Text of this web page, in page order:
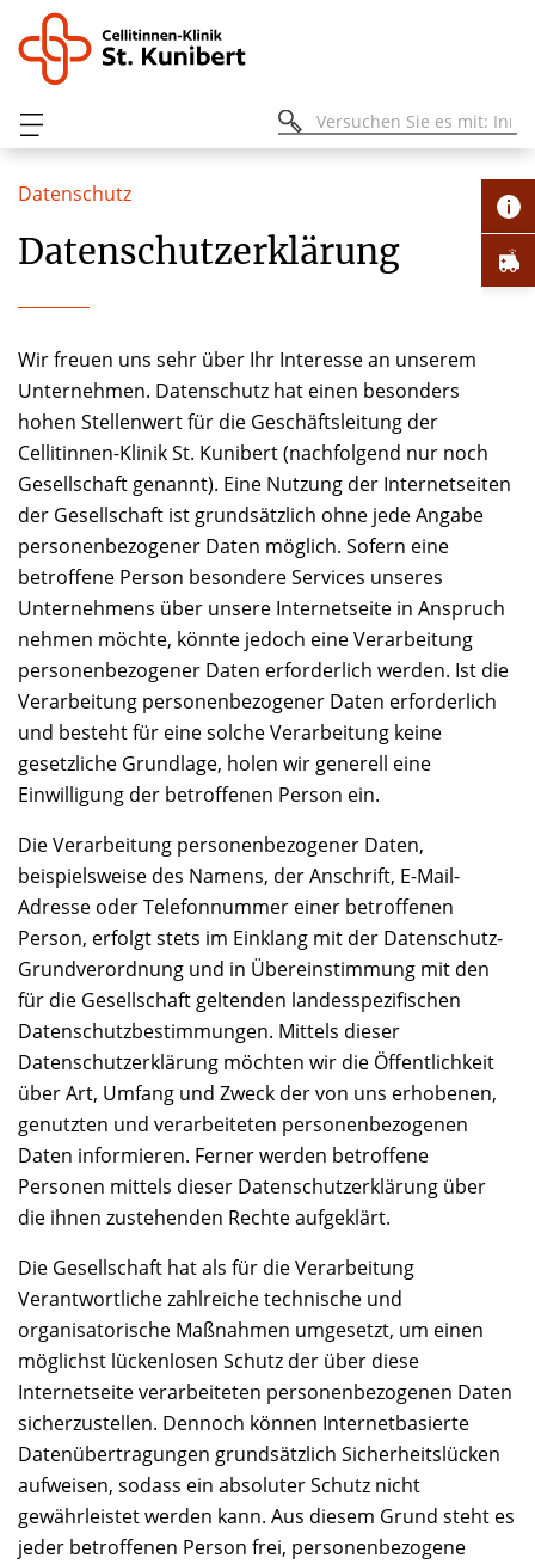
Datenschutz
Datenschutzerklärung
Wir freuen uns sehr über Ihr Interesse an unserem
Unternehmen. Datenschutz hat einen besonders
hohen Stellenwert für die Geschäftsleitung der
Cellitinnen-Klinik St. Kunibert (nachfolgend nur noch
Gesellschaft genannt). Eine Nutzung der Internetseiten
der Gesellschaft ist grundsätzlich ohne jede Angabe
personenbezogener Daten möglich. Sofern eine
betroffene Person besondere Services unseres
Unternehmens über unsere Internetseite in Anspruch
nehmen möchte, könnte jedoch eine Verarbeitung
personenbezogener Daten erforderlich werden. Ist die
Verarbeitung personenbezogener Daten erforderlich
und besteht für eine solche Verarbeitung keine
gesetzliche Grundlage, holen wir generell eine
Einwilligung der betroffenen Person ein.
Die Verarbeitung personenbezogener Daten,
beispielsweise des Namens, der Anschrift, E-Mail-
Adresse oder Telefonnummer einer betroffenen
Person, erfolgt stets im Einklang mit der Datenschutz-
Grundverordnung und in Übereinstimmung mit den
für die Gesellschaft geltenden landesspezifischen
Datenschutzbestimmungen. Mittels dieser
Datenschutzerklärung möchten wir die Öffentlichkeit
über Art, Umfang und Zweck der von uns erhobenen,
genutzten und verarbeiteten personenbezogenen
Daten informieren. Ferner werden betroffene
Personen mittels dieser Datenschutzerklärung über
die ihnen zustehenden Rechte aufgeklärt.
Die Gesellschaft hat als für die Verarbeitung
Verantwortliche zahlreiche technische und
organisatorische Maßnahmen umgesetzt, um einen
möglichst lückenlosen Schutz der über diese
Internetseite verarbeiteten personenbezogenen Daten
sicherzustellen. Dennoch können Internetbasierte
Datenübertragungen grundsätzlich Sicherheitslücken
aufweisen, sodass ein absoluter Schutz nicht
gewährleistet werden kann. Aus diesem Grund steht es
jeder betroffenen Person frei, personenbezogene